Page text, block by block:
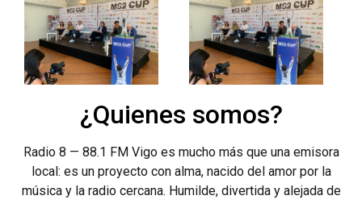
¿Quienes somos?
Radio 8 — 88.1 FM Vigo es mucho más que una emisora
local: es un proyecto con alma, nacido del amor por la
música y la radio cercana. Humilde, divertida y alejada de